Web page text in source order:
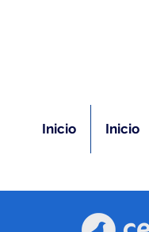
Inicio Inicio